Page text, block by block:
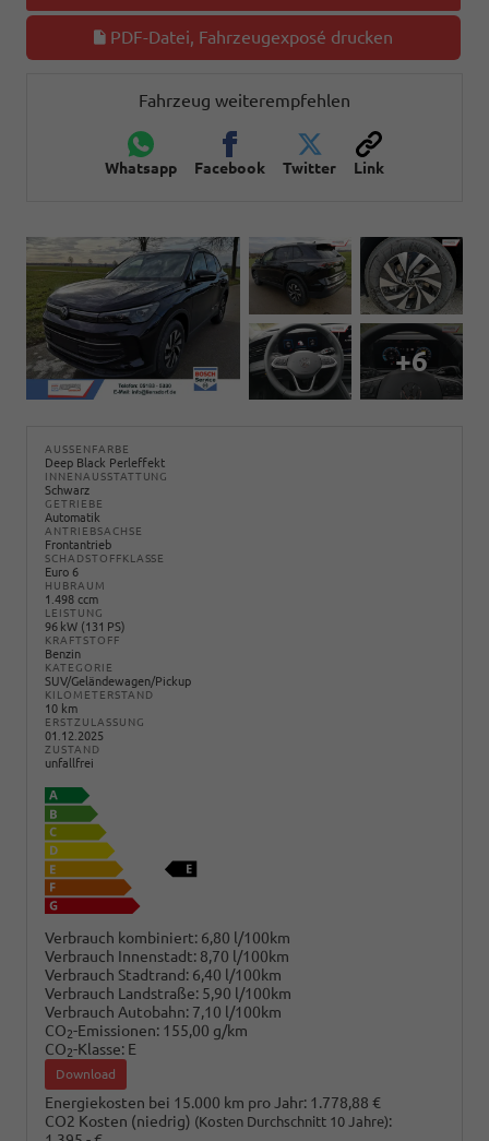
PDF-Datei, Fahrzeugexposé drucken
Fahrzeug weiterempfehlen
Whatsapp Facebook Twitter Link
+6
AUSSENFARBE
Deep Black Perleffekt
INNENAUSSTATTUNG
Schwarz
GETRIEBE
Automatik
ANTRIEBSACHSE
Frontantrieb
SCHADSTOFFKLASSE
Euro 6
HUBRAUM
1.498 ccm
LEISTUNG
96 kW (131 PS)
KRAFTSTOFF
Benzin
KATEGORIE
SUV/Geländewagen/Pickup
KILOMETERSTAND
10 km
ERSTZULASSUNG
01.12.2025
ZUSTAND
unfallfrei
Verbrauch kombiniert: 6,80 l/100km
Verbrauch Innenstadt: 8,70 l/100km
Verbrauch Stadtrand: 6,40 l/100km
Verbrauch Landstraße: 5,90 l/100km
Verbrauch Autobahn: 7,10 l/100km
CO2-Emissionen: 155,00 g/km
CO2-Klasse: E
Download
Energiekosten bei 15.000 km pro Jahr: 1.778,88 €
CO2 Kosten (niedrig) (Kosten Durchschnitt 10 Jahre):